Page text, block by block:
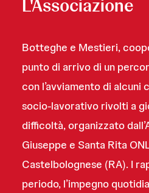
L'Associazione
Botteghe e Mestieri,
punto di arrivo di un
con l’avviamento di alcuni
socio-lavorativo rivolti a
difficoltà, organizzato
Giuseppe e Santa Rita
Castelbolognese (RA). I
periodo, l’impegno